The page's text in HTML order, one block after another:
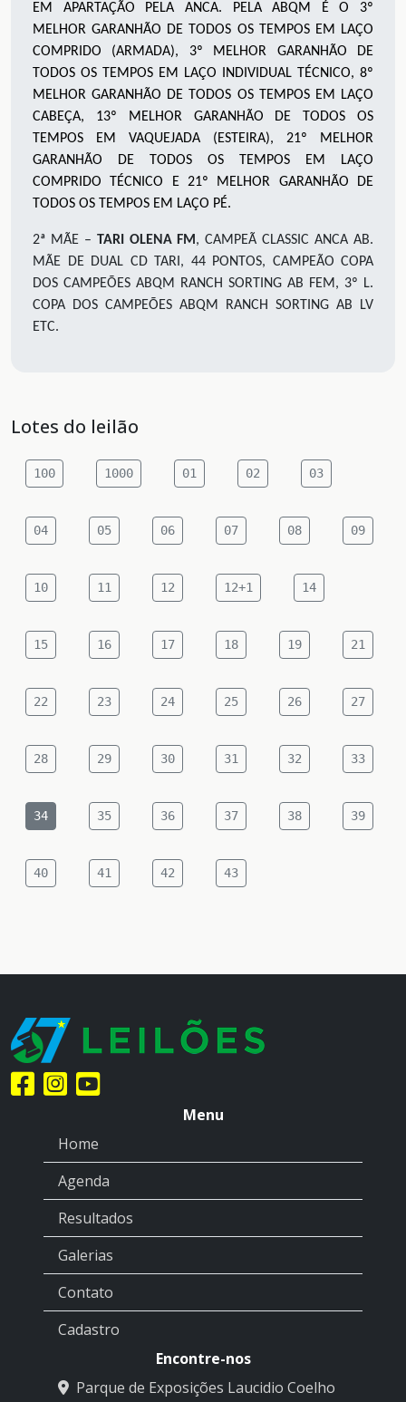
EM APARTAÇÃO PELA ANCA. PELA ABQM É O 3º
MELHOR GARANHÃO DE TODOS OS TEMPOS EM LAÇO
COMPRIDO (ARMADA), 3º MELHOR GARANHÃO DE
TODOS OS TEMPOS EM LAÇO INDIVIDUAL TÉCNICO, 8º
MELHOR GARANHÃO DE TODOS OS TEMPOS EM LAÇO
CABEÇA, 13º MELHOR GARANHÃO DE TODOS OS
TEMPOS EM VAQUEJADA (ESTEIRA), 21º MELHOR
GARANHÃO DE TODOS OS TEMPOS EM LAÇO
COMPRIDO TÉCNICO E 21º MELHOR GARANHÃO DE
TODOS OS TEMPOS EM LAÇO PÉ.
2ª MÃE – TARI OLENA FM, CAMPEÃ CLASSIC ANCA AB.
MÃE DE DUAL CD TARI, 44 PONTOS, CAMPEÃO COPA
DOS CAMPEÕES ABQM RANCH SORTING AB FEM, 3º L.
COPA DOS CAMPEÕES ABQM RANCH SORTING AB LV
ETC.
Lotes do leilão
100 1000 01 02 03
04 05 06 07 08 09
10 11 12 12+1 14
15 16 17 18 19 21
22 23 24 25 26 27
28 29 30 31 32 33
34 35 36 37 38 39
40 41 42 43
Menu
Home
Agenda
Resultados
Galerias
Contato
Cadastro
Encontre-nos
Parque de Exposições Laucidio Coelho